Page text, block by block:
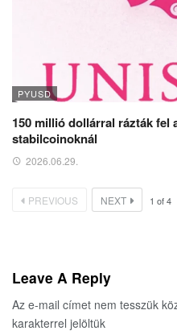
PYUSD
150 millió dollárral rázták fel
stabilcoinoknál
2026.06.29.
PREVIOUS NEXT 1 of4
Leave A Reply
Az e-mail címet nem tesszük
karakterrel jelöltük